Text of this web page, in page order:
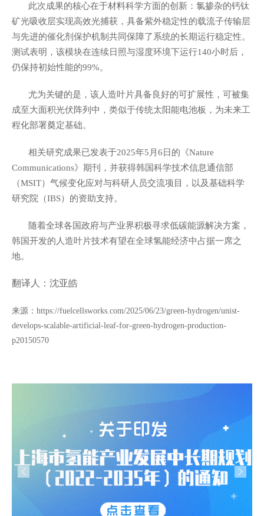
此次成果的核心在于材料科学方面的创新：氯掺杂的钙钛
矿光吸收层实现高效光捕获，具备紫外稳定性的载流子传输层
与先进的催化剂保护机制共同保障了系统的长期运行稳定性。
测试表明，该模块在连续日照与湿度环境下运行140小时后，
仍保持初始性能的99%。
尤为关键的是，该人造叶片具备良好的可扩展性，可被集
成至大面积光伏阵列中，类似于传统太阳能电池板，为未来工
程化部署奠定基础。
相关研究成果已发表于2025年5 月6日的《Nature
Communications》期刊，并获得韩国科学技术信息通信部
（MSIT）气候变化应对与科研人员交流项目，以及基础科学
研究院（IBS）的资助支持。
随着全球各国政府与产业界积极寻求低碳能源解决方案，
韩国开发的人造叶片技术有望在全球氢能经济中占据一席之
地。
翻译人：沈亚皓
来源： https://fuelcellsworks.com/2025/06/23/green-hydrogen/unist-
develops-scalable-artificial-leaf-for-green-hydrogen-production-
p20150570